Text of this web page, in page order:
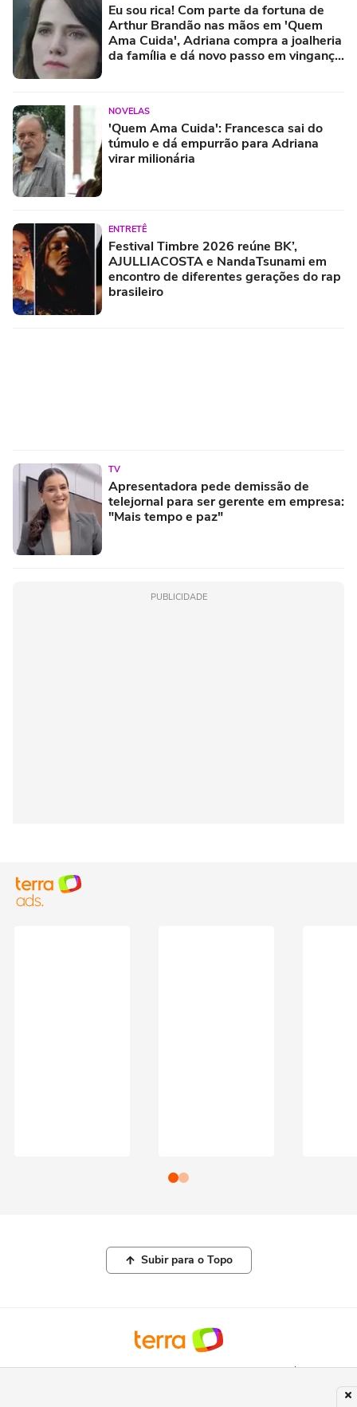
Eu sou rica! Com parte da fortuna de
Arthur Brandão nas mãos em 'Quem
Ama Cuida', Adriana compra a joalheria
da família e dá novo passo em vingança
NOVELAS
'Quem Ama Cuida': Francesca sai do
túmulo e dá empurrão para Adriana
virar milionária
ENTRETÊ
Festival Timbre 2026 reúne BK’,
AJULLIACOSTA e NandaTsunami em
encontro de diferentes gerações do rap
brasileiro
TV
Apresentadora pede demissão de
telejornal para ser gerente em empresa:
"Mais tempo e paz"
PUBLICIDADE
Subir para o Topo
© COPYRIGHT 2026, TERRA NETWORKS BRASIL LTDA |POLÍTICA DE